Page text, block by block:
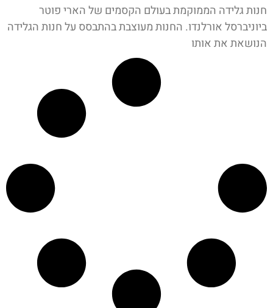
חנות גלידה הממוקמת בעולם הקסמים של הארי פוטר
ביוניברסל אורלנדו. החנות מעוצבת בהתבסס על חנות הגלידה
הנושאת את אותו